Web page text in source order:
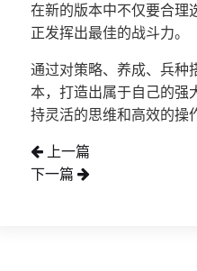
在新的版本中不仅要合理
正发挥出最佳的战斗力。
通过对策略、养成、兵种
本，打造出属于自己的强
持灵活的思维和高效的操
上一篇
下一篇